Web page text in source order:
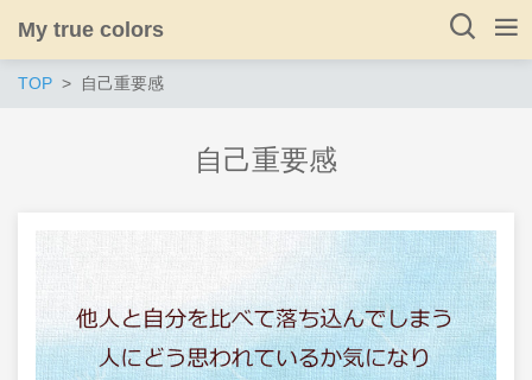
My true colors
TOP 自己重要感
自己重要感